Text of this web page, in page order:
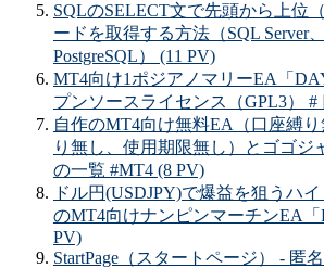
SQLのSELECT文で先頭から上位
ードを取得する方法（SQL Server
PostgreSQL） (11 PV)
MT4向け1ポジアノマリーEA「
プンソースライセンス（GPL3） #
自作のMT4向け無料EA（口座縛
り無し、使用期限無し）とゴゴジ
の一覧 #MT4 (8 PV)
ドル円(USDJPY)で爆益を狙うハ
のMT4向けナンピンマーチンEA「
PV)
StartPage（スタートページ） - 匿